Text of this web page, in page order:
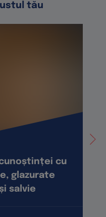
tău
cu
glazurate
salvie